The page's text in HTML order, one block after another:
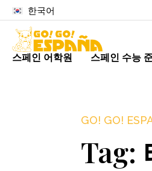
한국어
스페인 어학원 스페인 수능
GO! GO!
Tag: